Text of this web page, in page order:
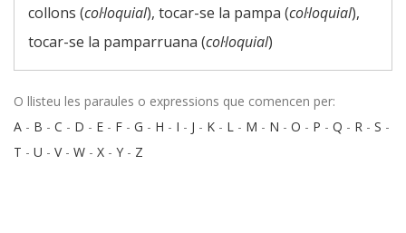
collons (col·loquial), tocar-se la pampa (col·loquial),
tocar-se la pamparruana (col·loquial)
O llisteu les paraules o expressions que comencen per:
A - B - C - D - E - F - G - H - I - J - K - L - M - N - O - P - Q - R - S -
T - U - V- W - X - Y - Z